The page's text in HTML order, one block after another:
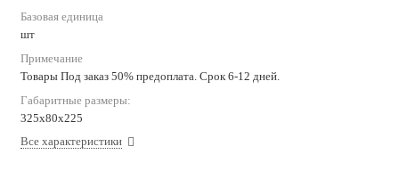
Базовая единица
шт
Примечание
Товары Под заказ 50% предоплата. Срок 6-12 дней.
Габаритные размеры:
325х80х225
Все характеристики